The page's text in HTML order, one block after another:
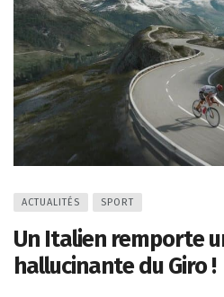
ACTUALITÉS SPORT
Un Italien remporte
hallucinante du Giro !